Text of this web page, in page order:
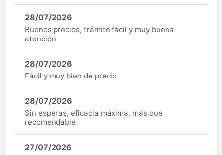
28/07/2026
Buenos precios, trámite fácil y muy buena
atención
28/07/2026
Fàcil y muy bien de precio
28/07/2026
Sin esperas, eficacia máxima, más que
recomendable
27/07/2026